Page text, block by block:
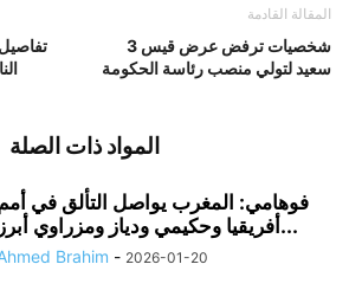
المقالة القادمة
3 شخصيات ترفض عرض قيس
سعيد لتولي منصب رئاسة الحكومة
المواد ذات الصلة
فوهامي: المغرب يواصل التألق في
أفريقيا وحكيمي ودياز ومزراوي أبرز...
Brahim - 2026-01-20